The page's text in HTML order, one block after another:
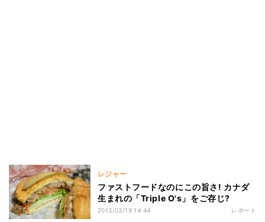
レジャー
ファストフードなのにこの旨さ! カナダ
生まれの「Triple O's」をご存じ?
2013/03/19 14:44 レポート